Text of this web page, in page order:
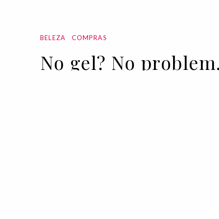
BELEZA COMPRAS
No gel? No problem.